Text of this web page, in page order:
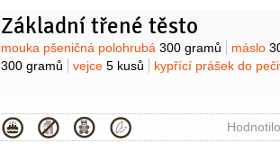
Základní třené těsto
Suroviny
mouka pšeničná polohrubá 300 gramů máslo
300 gramů
vejce 5 kusů kypřící prášek do
Kategorie